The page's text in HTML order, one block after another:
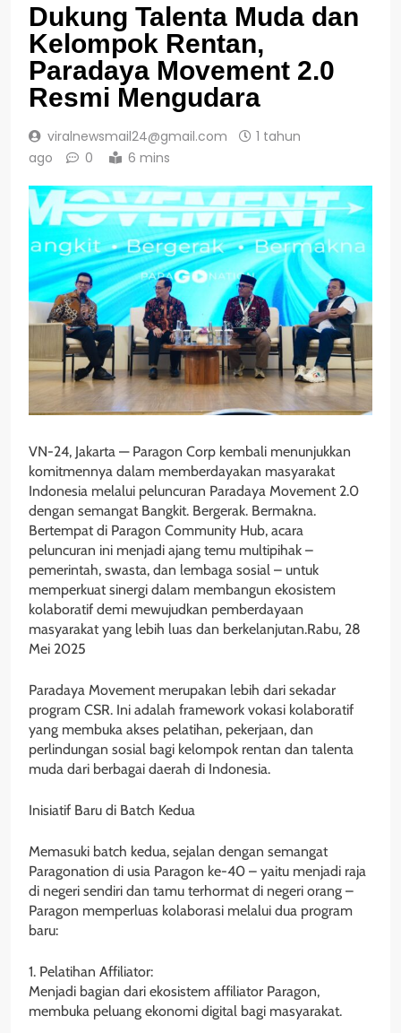
Dukung Talenta Muda dan
Kelompok Rentan,
Paradaya Movement 2.0
Resmi Mengudara
viralnewsmail24@gmail.com
1 tahun
ago
0 6 mins
VN-24, Jakarta — Paragon Corp kembali menunjukkan
komitmennya dalam memberdayakan masyarakat
Indonesia melalui peluncuran Paradaya Movement 2.0
dengan semangat Bangkit. Bergerak. Bermakna.
Bertempat di Paragon Community Hub, acara
peluncuran ini menjadi ajang temu multipihak –
pemerintah, swasta, dan lembaga sosial – untuk
memperkuat sinergi dalam membangun ekosistem
kolaboratif demi mewujudkan pemberdayaan
masyarakat yang lebih luas dan berkelanjutan.Rabu, 28
Mei 2025
Paradaya Movement merupakan lebih dari sekadar
program CSR. Ini adalah framework vokasi kolaboratif
yang membuka akses pelatihan, pekerjaan, dan
perlindungan sosial bagi kelompok rentan dan talenta
muda dari berbagai daerah di Indonesia.
Inisiatif Baru di Batch Kedua
Memasuki batch kedua, sejalan dengan semangat
Paragonation di usia Paragon ke-40 – yaitu menjadi raja
di negeri sendiri dan tamu terhormat di negeri orang –
Paragon memperluas kolaborasi melalui dua program
baru:
1. Pelatihan Affiliator:
Menjadi bagian dari ekosistem affiliator Paragon,
membuka peluang ekonomi digital bagi masyarakat.